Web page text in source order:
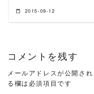
2015-09-12
コメントを残す
メールアドレスが公開さ
る欄は必須項目です